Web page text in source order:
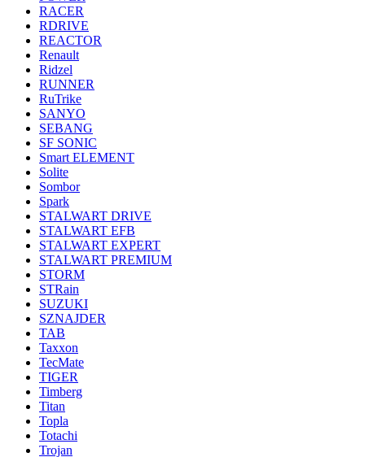
RACER
RDRIVE
REACTOR
Renault
Ridzel
RUNNER
RuTrike
SANYO
SEBANG
SF SONIC
Smart ELEMENT
Solite
Sombor
Spark
STALWART DRIVE
STALWART EFB
STALWART EXPERT
STALWART PREMIUM
STORM
STRain
SUZUKI
SZNAJDER
TAB
Taxxon
TecMate
TIGER
Timberg
Titan
Topla
Totachi
Trojan